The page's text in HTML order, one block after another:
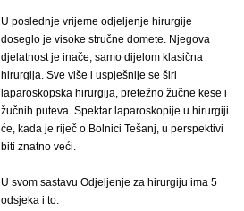
U poslednje vrijeme odjeljenje hirurgije
doseglo je visoke stručne domete. Njegova
djelatnost je inače, samo dijelom klasična
hirurgija. Sve više i uspješnije se širi
laparoskopska hirurgija, pretežno žučne kese i
žučnih puteva. Spektar laparoskopije u hirurgiji
će, kada je riječ o Bolnici Tešanj, u perspektivi
biti znatno veći.
U svom sastavu Odjeljenje za hirurgiju ima 5
odsjeka i to: